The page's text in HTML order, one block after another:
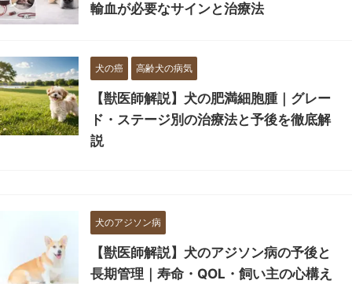
輸血が必要なサインと治療法
犬の癌 高齢犬の病気
【獣医師解説】犬の肥満細胞腫｜グレー
ド・ステージ別の治療法と予後を徹底解
説
犬のアジソン病
【獣医師解説】犬のアジソン病の予後と
長期管理｜寿命・QOL・飼い主の心構え